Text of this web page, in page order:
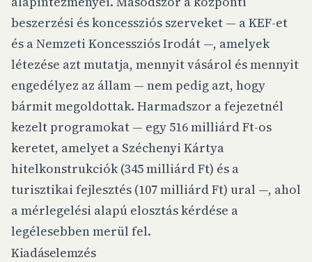
beszerzési és koncessziós szerveket — a KEF-et
és a Nemzeti Koncessziós Irodát —, amelyek
létezése azt mutatja, mennyit vásárol és mennyit
engedélyez az állam — nem pedig azt, hogy
bármit megoldottak. Harmadszor a fejezetnél
kezelt programokat — egy 516 milliárd Ft-os
keretet, amelyet a Széchenyi Kártya
hitelkonstrukciók (345 milliárd Ft) és a
turisztikai fejlesztés (107 milliárd Ft) ural —, ahol
a mérlegelési alapú elosztás kérdése a
legélesebben merül fel.
Kiadáselemzés